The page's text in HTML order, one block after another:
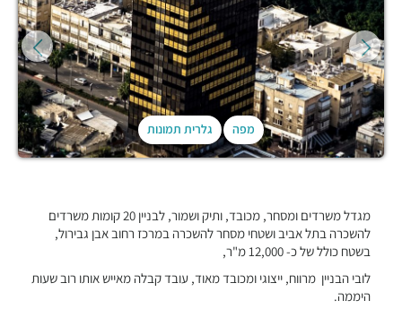
מפה גלרית תמונות
מגדל משרדים ומסחר, מכובד, ותיק ושמור, לבניין 20 קומות משרדים
להשכרה בתל אביב ושטחי מסחר להשכרה במרכז רחוב אבן גבירול,
בשטח כולל של כ- 12,000 מ"ר,
לובי הבניין מרווח, ייצוגי ומכובד מאוד, עובד קבלה מאייש אותו רוב שעות
היממה.